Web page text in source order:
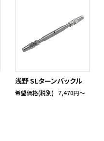
浅野 SLターンバックル
希望価格(税別) 7,470円〜